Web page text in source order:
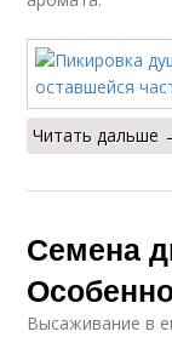
Читать дальше
Семена
Высаживание в